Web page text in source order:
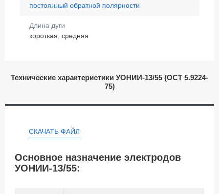
постоянный обратной полярности
Длина дуги
короткая, средняя
Технические характеристики УОНИИ-13/55 (ОСТ 5.9224-
75)
СКАЧАТЬ ФАЙЛ
Основное назначение электродов
УОНИИ-13/55: